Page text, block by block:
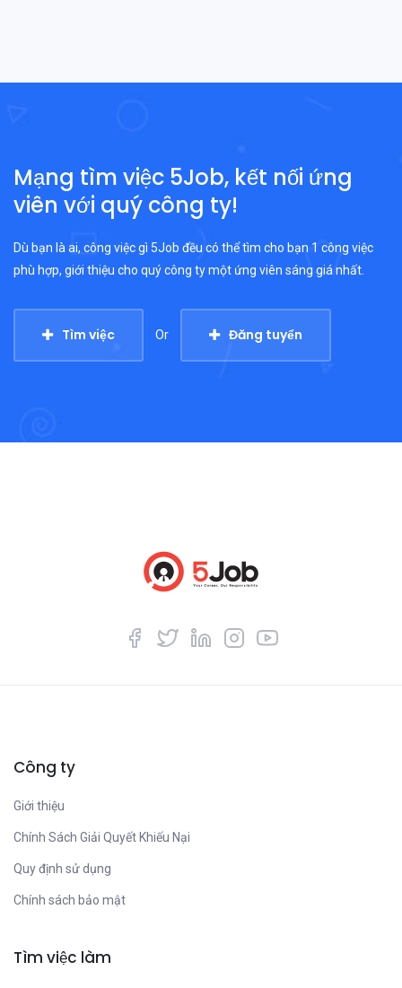
Mạng tìm việc 5Job, kết nối ứng
viên với quý công ty!
Dù bạn là ai, công việc gì 5Job đều có thể tìm cho bạn 1 công việc
phù hợp, giới thiệu cho quý công ty một ứng viên sáng giá nhất.
Tìm việc Or Đăng tuyển
Công ty
Giới thiệu
Chính Sách Giải Quyết Khiếu Nại
Quy định sử dụng
Chính sách bảo mật
Tìm việc làm